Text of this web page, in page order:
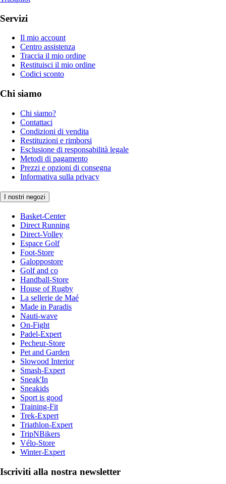
Servizi
Il mio account
Centro assistenza
Traccia il mio ordine
Restituisci il mio ordine
Codici sconto
Chi siamo
Chi siamo?
Contattaci
Condizioni di vendita
Restituzioni e rimborsi
Esclusione di responsabilità legale
Metodi di pagamento
Prezzi e opzioni di consegna
Informativa sulla privacy
I nostri negozi
Basket-Center
Direct Running
Direct-Volley
Espace Golf
Foot-Store
Galoppostore
Golf and co
Handball-Store
House of Rugby
La sellerie de Maé
Made in Paradis
Nauti-wave
On-Fight
Padel-Expert
Pecheur-Store
Pet and Garden
Slowood Interior
Smash-Expert
Sneak'In
Sneakids
Sport is good
Training-Fit
Trek-Expert
Triathlon-Expert
TripNBikers
Vélo-Store
Winter-Expert
Iscriviti alla nostra newsletter